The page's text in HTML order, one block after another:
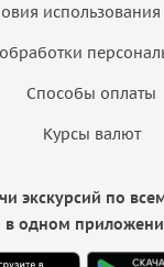
использования
Способы оплаты
Курсы валют
экскурсий по
в одном